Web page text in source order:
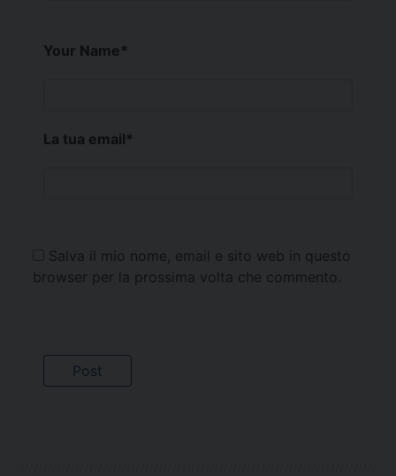
Your Name*
La tua email*
Salva il mio nome, email e sito web in questo
browser per la prossima volta che commento.